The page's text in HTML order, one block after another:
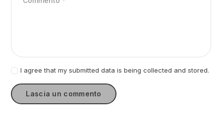
I agree that my submitted data is being collected and stored.